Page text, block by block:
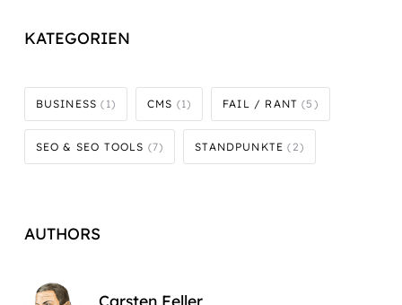
KATEGORIEN
BUSINESS(1) CMS (1) FAIL / RANT(5)
SEO & SEO TOOLS (7) STANDPUNKTE(2)
AUTHORS
Carsten Feller